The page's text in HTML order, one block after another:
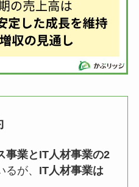
事業とIT人材事業の2
るが、 IT人材事業は